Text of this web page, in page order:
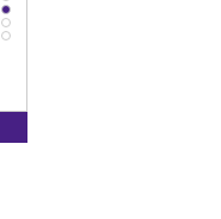
94.3